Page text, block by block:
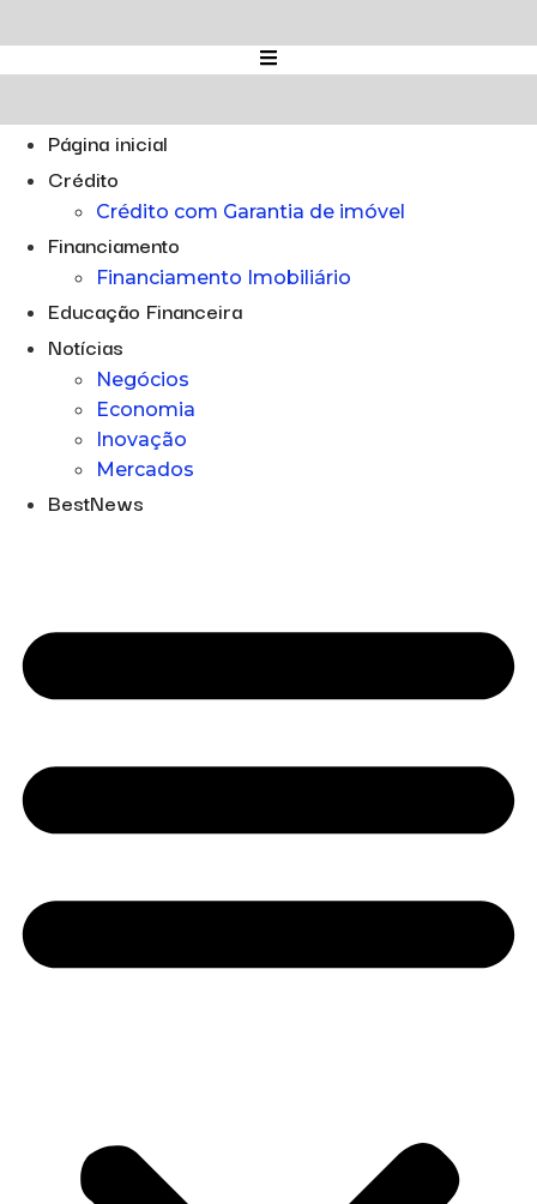
para
o
Página inicial
Crédito
Crédito com Garantia de imóvel
Financiamento
Financiamento Imobiliário
Educação Financeira
Notícias
Negócios
Economia
Inovação
Mercados
BestNews